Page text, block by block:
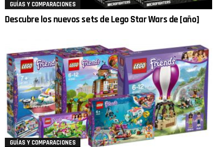
GUÍAS Y COMPARACIONES
Descubre los nuevos sets de Lego Star Wars de [año]
GUÍAS Y COMPARACIONES